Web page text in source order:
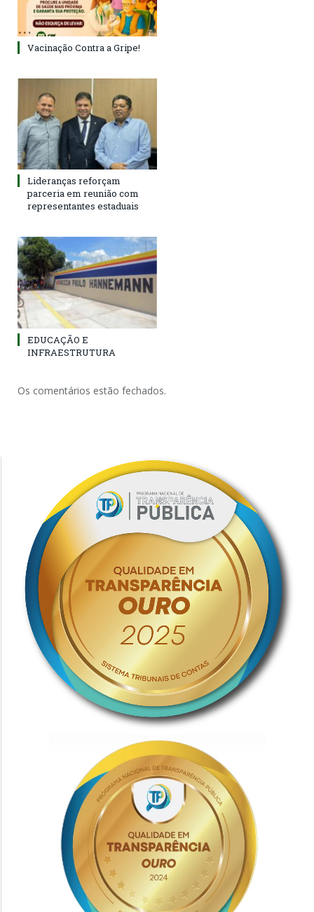
Vacinação Contra a Gripe!
Lideranças reforçam
parceria em reunião com
representantes estaduais
EDUCAÇÃO E
INFRAESTRUTURA
Os comentários estão fechados.